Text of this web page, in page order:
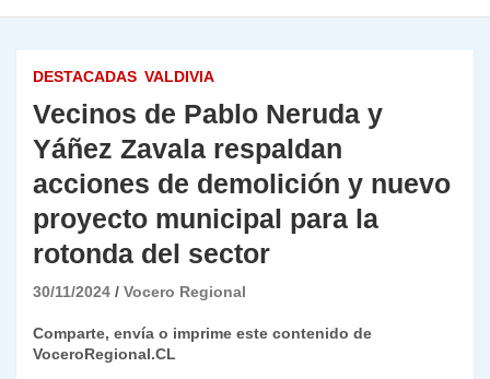
DESTACADAS VALDIVIA
Vecinos de Pablo Neruda y
Yáñez Zavala respaldan
acciones de demolición y nuevo
proyecto municipal para la
rotonda del sector
30/11/2024 Vocero Regional
Comparte, envía o imprime este contenido de
VoceroRegional.CL